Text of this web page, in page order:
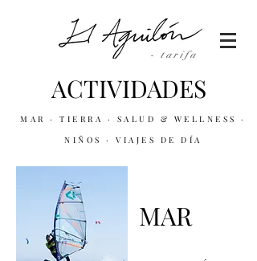
- tarifa
ACTIVIDADES
MAR · TIERRA · SALUD & WELLNESS
·
NIÑOS· VIAJES DE DÍA
MAR